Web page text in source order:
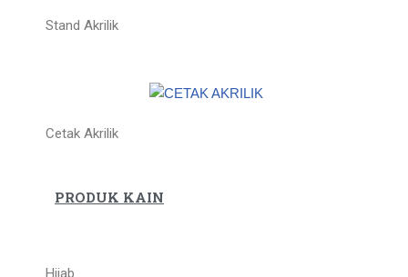
Stand Akrilik
Cetak Akrilik
PRODUK KAIN
Hijab